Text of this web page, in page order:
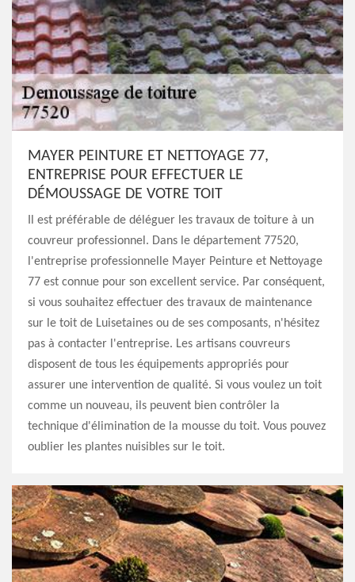
MAYER PEINTURE ET NETTOYAGE 77,
ENTREPRISE POUR EFFECTUER LE
DÉMOUSSAGE DE VOTRE TOIT
Il est préférable de déléguer les travaux de toiture à un
couvreur professionnel. Dans le département 77520,
l'entreprise professionnelle Mayer Peinture et Nettoyage
77 est connue pour son excellent service. Par conséquent,
si vous souhaitez effectuer des travaux de maintenance
sur le toit de Luisetaines ou de ses composants, n'hésitez
pas à contacter l'entreprise. Les artisans couvreurs
disposent de tous les équipements appropriés pour
assurer une intervention de qualité. Si vous voulez un toit
comme un nouveau, ils peuvent bien contrôler la
technique d'élimination de la mousse du toit. Vous pouvez
oublier les plantes nuisibles sur le toit.